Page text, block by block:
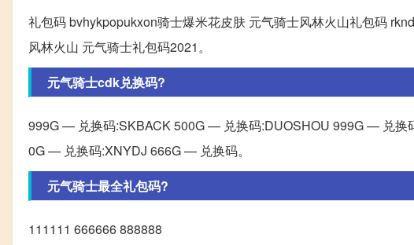
礼包码 bvhykpopukxon骑士爆米花皮肤 元气骑士风林火山礼包码
风林火山 元气骑士礼包码2021。
元气骑士cdk兑换码?
999G — 兑换码:SKBACK 500G — 兑换码:DUOSHOU 999G — 兑
0G — 兑换码:XNYDJ 666G — 兑换码。
元气骑士最全礼包码?
111111 666666 888888